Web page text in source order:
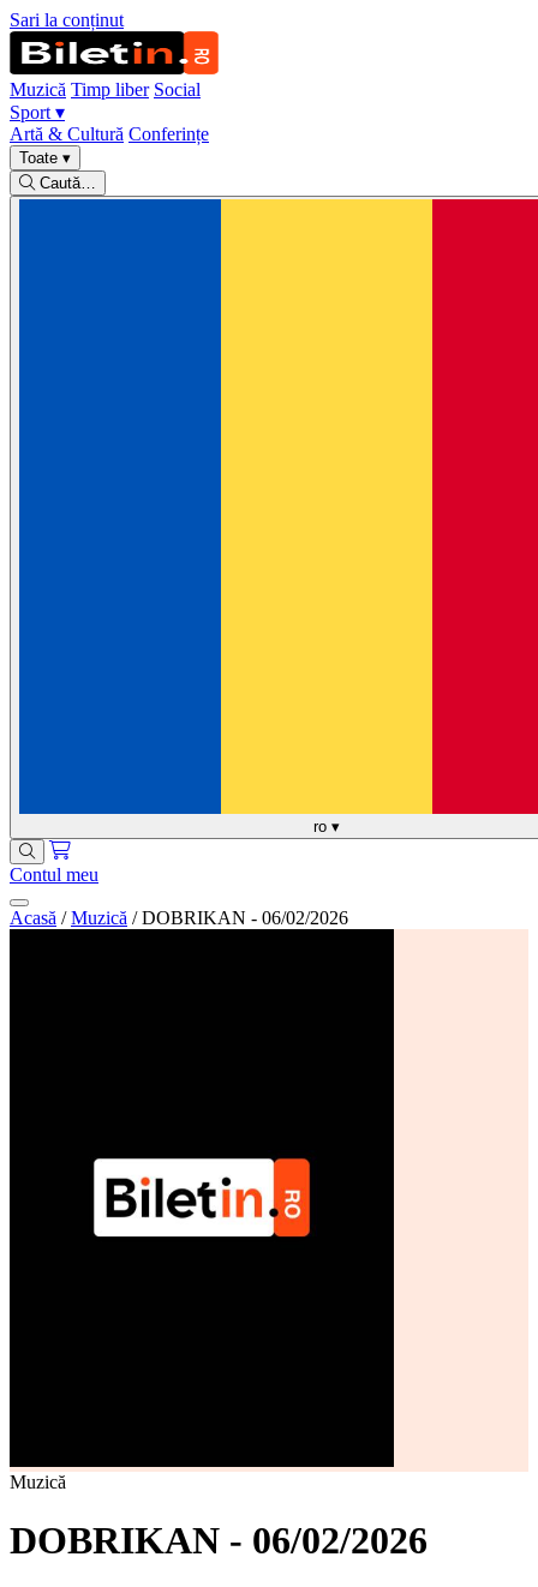
Sari la conținut
Muzică Timp liber Social
Sport ▾
Artă & Cultură Conferințe
Toate ▾
Caută…
ro ▾
Contul meu
Acasă / Muzică / DOBRIKAN - 06/02/2026
Muzică
DOBRIKAN - 06/02/2026